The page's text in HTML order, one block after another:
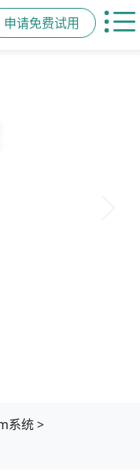
申请免费试用
流、转化、
系统>